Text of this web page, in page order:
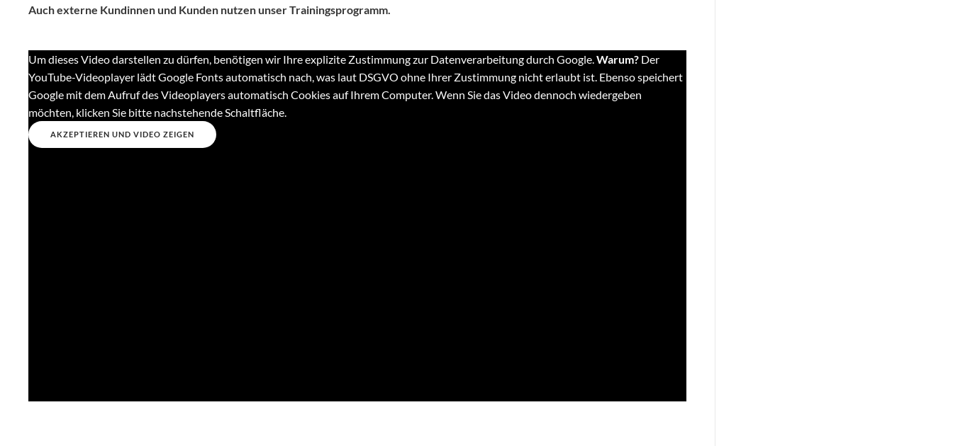
Auch externe Kundinnen und Kunden nutzen unser Trainingsprogramm.
Um dieses Video darstellen zu dürfen, benötigen wir Ihre explizite Zustimmung zur Datenverarbeitung durch Google.Warum? Der
YouTube-Videoplayer lädt Google Fonts automatisch nach, was laut DSGVO ohne Ihrer Zustimmung nicht erlaubt ist. Ebenso speichert
Google mit dem Aufruf des Videoplayers automatisch Cookies auf Ihrem Computer. Wenn Sie das Video dennoch wiedergeben
möchten, klicken Sie bitte nachstehende Schaltfläche.
AKZEPTIEREN UND VIDEO ZEIGEN